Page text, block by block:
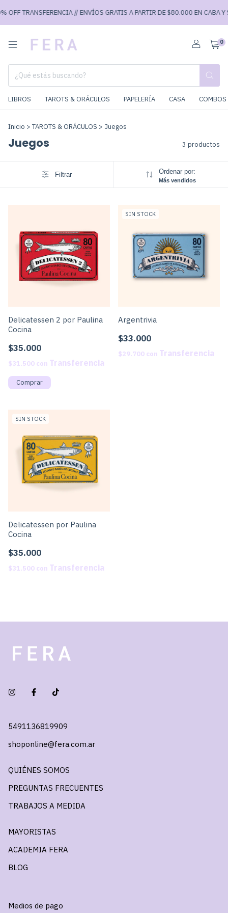
OFF TRANSFERENCIA // ENVÍOS GRATIS A PARTIR DE $80.000 EN CABA Y
0
LIBROS TAROTS & ORÁCULOS PAPELERÍA CASA
Inicio > TAROTS & ORÁCULOS > Juegos
Juegos 3 productos
Filtrar Ordenar por:
Más vendidos
Delicatessen 2 por Paulina
Cocina
$35.000
$31.500 con
SIN STOCK
Argentrivia
$33.000
$29.700 con
SIN STOCK
Delicatessen por Paulina
Cocina
$35.000
$31.500 con
5491136819909
shoponline@fera.com.ar
QUIÉNES SOMOS
PREGUNTAS FRECUENTES
TRABAJOS A MEDIDA
MAYORISTAS
ACADEMIA FERA
BLOG
Medios de pago